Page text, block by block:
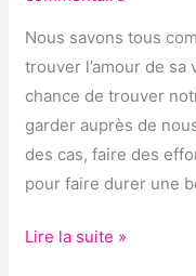
Nous savons tous
trouver l’amour de sa
chance de trouver
garder auprès de
des cas, faire des
pour faire durer une
SORT
RAPIDE,
PUISSANT
ET
EFFICACE
Lire la suite »